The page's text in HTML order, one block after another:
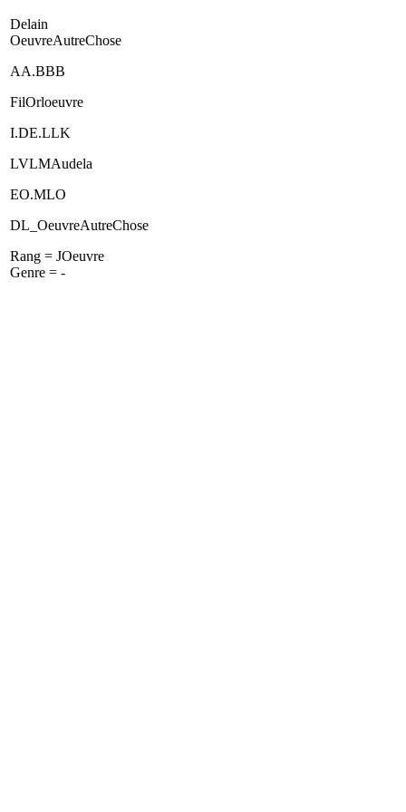
Delain
OeuvreAutreChose
AA.BBB
FilOrloeuvre
I.DE.LLK
LVLMAudela
EO.MLO
DL_OeuvreAutreChose
Rang = JOeuvre
Genre = -